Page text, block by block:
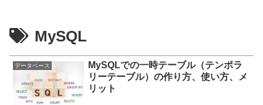
MySQL
データベース
MySQLでの一時テーブル（テンポラ
リーテーブル）の作り方、使い方、メ
リット